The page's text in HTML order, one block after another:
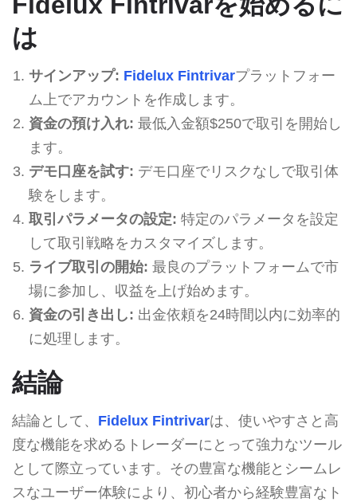
は
サインアップ: Fidelux Fintrivarプラットフォー
ム上でアカウントを作成します。
資金の預け入れ: 最低入金額$250で取引を開始し
ます。
デモ口座を試す: デモ口座でリスクなしで取引体
験をします。
取引パラメータの設定: 特定のパラメータを設定
して取引戦略をカスタマイズします。
ライブ取引の開始: 最良のプラットフォームで市
場に参加し、収益を上げ始めます。
資金の引き出し: 出金依頼を24時間以内に効率的
に処理します。
結論
結論として、 Fidelux Fintrivarは、使いやすさと高
度な機能を求めるトレーダーにとって強力なツール
として際立っています。その豊富な機能とシームレ
スなユーザー体験により、初心者から経験豊富なト